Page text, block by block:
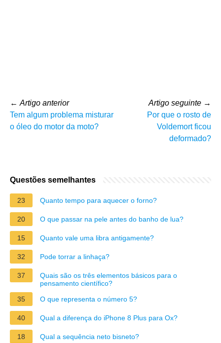
← Artigo anterior
Tem algum problema misturar
o óleo do motor da moto?
Artigo seguinte →
Por que o rosto de
Voldemort ficou
deformado?
Questões semelhantes
23 Quanto tempo para aquecer o forno?
20 O que passar na pele antes do banho de lua?
15 Quanto vale uma libra antigamente?
32 Pode torrar a linhaça?
37
Quais são os três elementos básicos para o
pensamento científico?
35
O que representa o número 5?
40 Qual a diferença do iPhone 8 Plus para Ox?
18 Qual a sequência neto bisneto?